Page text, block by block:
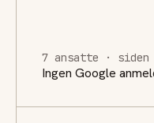
7 ansatte · siden
Ingen Google